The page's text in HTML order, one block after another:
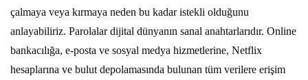
çalmaya veya kırmaya neden bu kadar istekli olduğunu
anlayabiliriz. Parolalar dijital dünyanın sanal anahtarlarıdır. Online
bankacılığa, e-posta ve sosyal medya hizmetlerine, Netflix
hesaplarına ve bulut depolamasında bulunan tüm verilere erişim